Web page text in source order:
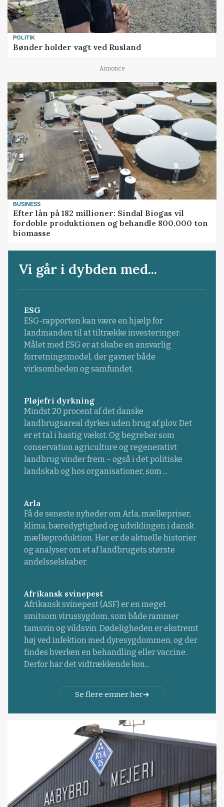
POLITIK
Bønder holder vagt ved Rusland
Annonce
BUSINESS
Efter lån på 182 millioner: Sindal Biogas vil
fordoble produktionen og behandle 800.000 ton
biomasse
Vi går i dybden med...
ESG
ESG-rapporten kan være en hjælp for
landmanden til at tiltrække investeringer.
Målet med ESG er at skabe en ansvarlig
forretningsmodel, der gavner både
virksomheden og samfundet.
Pløjefri dyrkning
Mindst 20 procent af det danske
landbrugsareal dyrkes uden brug af plov. Det
er et tal i hastig vækst. Og begreber som
conservation agriculture og regenerativt
landbrug vinder frem – også i det politiske
landskab og hos organisationer, som ...
Arla
Få de seneste nyheder om Arla, mælkepriser,
klima, bæredygtighed og udviklingen i dansk
mælkeproduktion. Her er de aktuelle historier
og analyser om et af landbrugets største
andelsselskaber.
Afrikansk svinepest
Afrikansk svinepest (ASF) er en meget
smitsom virussygdom, som både rammer
tamsvin og vildsvin. Dødeligheden er ekstremt
høj ved infektion med dyresygdommen, og der
findes hverken en behandling eller vaccine.
Derfor har det vidtrækkende kon...
Se flere emner her